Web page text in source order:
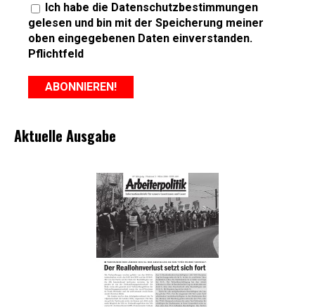
Ich habe die Datenschutzbestimmungen
gelesen und bin mit der Speicherung meiner
oben eingegebenen Daten einverstanden.
Pflichtfeld
Aktuelle Ausgabe